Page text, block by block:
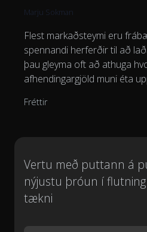
Marju Sokman
Flest markaðsteymi eru
spennandi herferðir til að
þau gleyma oft að athuga
afhendingargjöld muni éta
Fréttir
Vertu með puttann á
nýjustu þróun í
tækni